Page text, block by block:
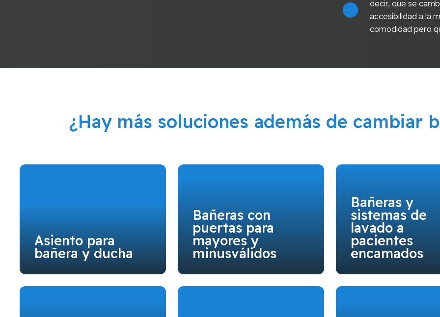
decir, que se
accesibilidad a la
comodidad pero
¿Hay más soluciones además de cambiar
Asiento para
bañera y ducha
Bañeras con
puertas para
mayores y
minusválidos
Bañeras y
sistemas de
lavado a
pacientes
encamados